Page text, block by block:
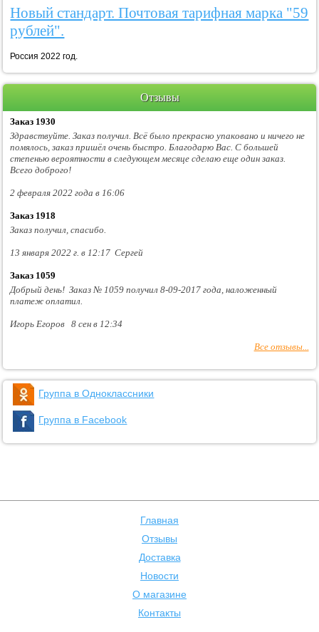
Новый стандарт. Почтовая тарифная марка "59
рублей".
Россия 2022 год.
Отзывы
Заказ 1930
Здравствуйте. Заказ получил. Всё было прекрасно упаковано и ничего не
помялось, заказ пришёл очень быстро. Благодарю Вас. С большей
степенью вероятности в следующем месяце сделаю еще один заказ.
Всего доброго!
2 февраля 2022 года в 16:06
Заказ 1918
Заказ получил, спасибо.
13 января 2022 г. в 12:17 Сергей
Заказ 1059
Добрый день! Заказ № 1059 получил 8-09-2017 года, наложенный
платеж оплатил.
Игорь Егоров 8 сен в 12:34
Все отзывы...
Группа в Одноклассники
Группа в Facebook
Главная
Отзывы
Доставка
Новости
О магазине
Контакты